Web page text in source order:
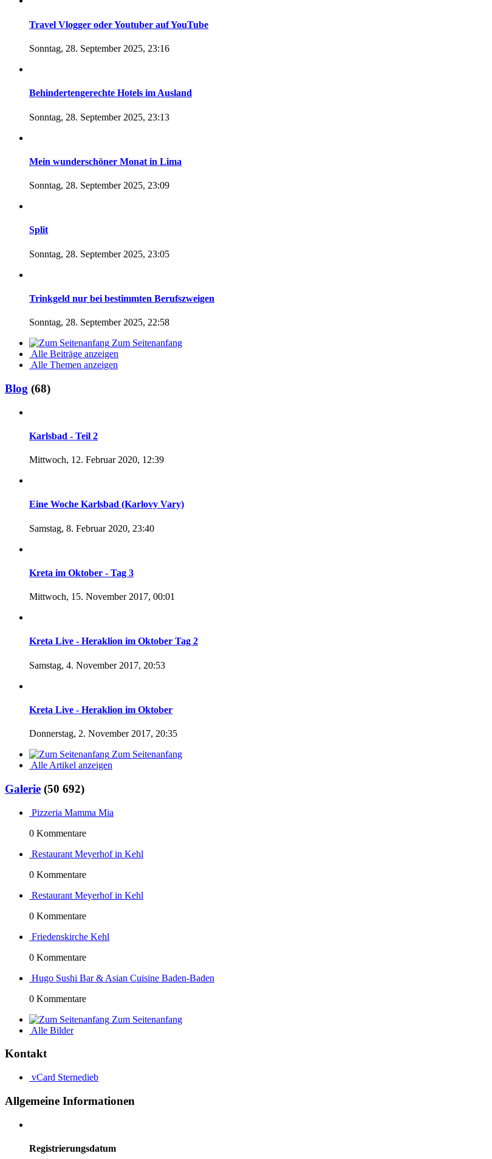
Travel Vlogger oder Youtuber auf YouTube
Sonntag, 28. September 2025, 23:16
Behindertengerechte Hotels im Ausland
Sonntag, 28. September 2025, 23:13
Mein wunderschöner Monat in Lima
Sonntag, 28. September 2025, 23:09
Split
Sonntag, 28. September 2025, 23:05
Trinkgeld nur bei bestimmten Berufszweigen
Sonntag, 28. September 2025, 22:58
Zum Seitenanfang
Alle Beiträge anzeigen
Alle Themen anzeigen
Blog (68)
Karlsbad - Teil 2
Mittwoch, 12. Februar 2020, 12:39
Eine Woche Karlsbad (Karlovy Vary)
Samstag, 8. Februar 2020, 23:40
Kreta im Oktober - Tag 3
Mittwoch, 15. November 2017, 00:01
Kreta Live - Heraklion im Oktober Tag 2
Samstag, 4. November 2017, 20:53
Kreta Live - Heraklion im Oktober
Donnerstag, 2. November 2017, 20:35
Zum Seitenanfang
Alle Artikel anzeigen
Galerie (50 692)
Pizzeria Mamma Mia
0 Kommentare
Restaurant Meyerhof in Kehl
0 Kommentare
Restaurant Meyerhof in Kehl
0 Kommentare
Friedenskirche Kehl
0 Kommentare
Hugo Sushi Bar & Asian Cuisine Baden-Baden
0 Kommentare
Zum Seitenanfang
Alle Bilder
Kontakt
vCard Sternedieb
Allgemeine Informationen
Registrierungsdatum